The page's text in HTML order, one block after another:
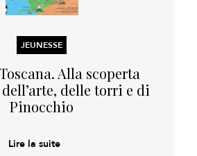
JEUNESSE
Alla scoperta
delle torri e di
Pinocchio
Lire la suite